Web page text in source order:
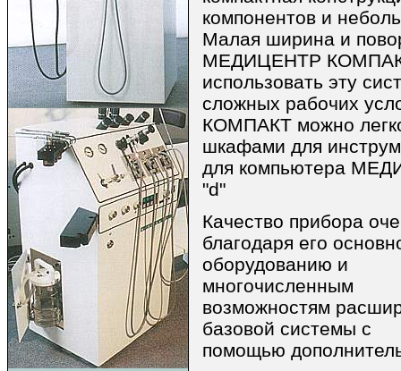
компонентов и
Малая ширина и
МЕДИЦЕНТР
использовать эту
сложных рабочих
КОМПАКТ можно
шкафами для
для компьютера
"d"
Качество прибора
благодаря его
оборудованию и
многочисленным
возможностям
базовой системы с
помощью